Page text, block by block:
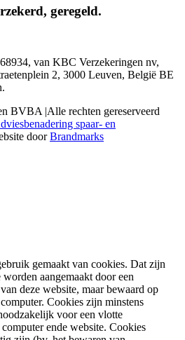
geregeld.
van KBC Verzekeringen nv,
2, 3000 Leuven, België BE
BVBA |Alle rechten gereserveerd
spaar- en
doorBrandmarks
gemaakt van cookies. Dat zijn
aangemaakt door een
deze website, maar bewaard op
Cookies zijn minstens
voor een vlotte
ende website. Cookies